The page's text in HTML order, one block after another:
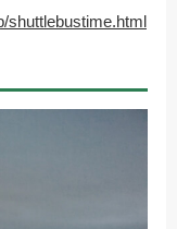
shuttlebustime.html